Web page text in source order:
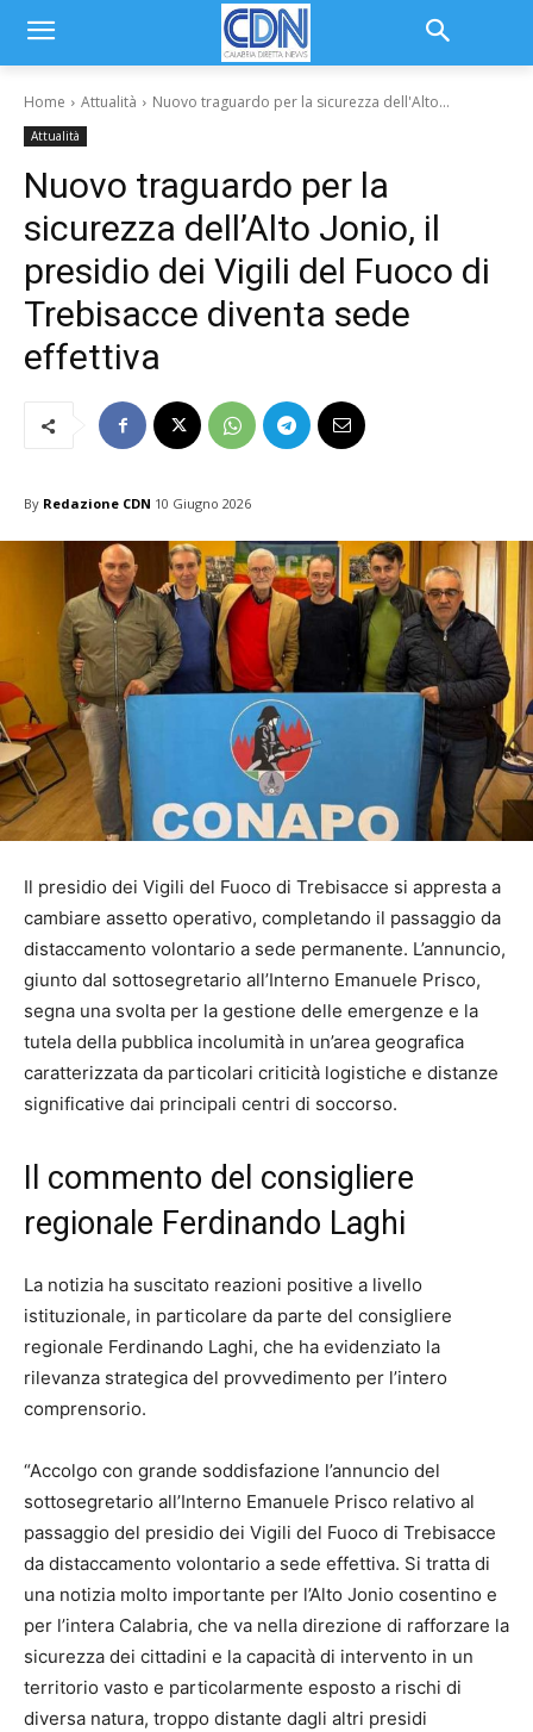
Home Attualità Nuovo traguardo per la sicurezza dell'Alto...
Attualità
Nuovo traguardo per la
sicurezza dell’Alto Jonio, il
presidio dei Vigili del Fuoco di
Trebisacce diventa sede
effettiva
By Redazione CDN 10 Giugno 2026
Il presidio dei Vigili del Fuoco di Trebisacce si appresta a
cambiare assetto operativo, completando il passaggio da
distaccamento volontario a sede permanente. L’annuncio,
giunto dal sottosegretario all’Interno Emanuele Prisco,
segna una svolta per la gestione delle emergenze e la
tutela della pubblica incolumità in un’area geografica
caratterizzata da particolari criticità logistiche e distanze
significative dai principali centri di soccorso.
Il commento del consigliere
regionale Ferdinando Laghi
La notizia ha suscitato reazioni positive a livello
istituzionale, in particolare da parte del consigliere
regionale Ferdinando Laghi, che ha evidenziato la
rilevanza strategica del provvedimento per l’intero
comprensorio.
“Accolgo con grande soddisfazione l’annuncio del
sottosegretario all’Interno Emanuele Prisco relativo al
passaggio del presidio dei Vigili del Fuoco di Trebisacce
da distaccamento volontario a sede effettiva. Si tratta di
una notizia molto importante per l’Alto Jonio cosentino e
per l’intera Calabria, che va nella direzione di rafforzare la
sicurezza dei cittadini e la capacità di intervento in un
territorio vasto e particolarmente esposto a rischi di
diversa natura, troppo distante dagli altri presidi